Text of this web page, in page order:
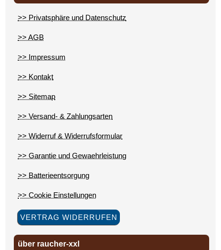
>> Privatsphäre und Datenschutz
>> AGB
>> Impressum
>> Kontakt
>> Sitemap
>> Versand- & Zahlungsarten
>> Widerruf & Widerrufsformular
>> Garantie und Gewaehrleistung
>> Batterieentsorgung
>> Cookie Einstellungen
VERTRAG WIDERRUFEN
über raucher-xxl